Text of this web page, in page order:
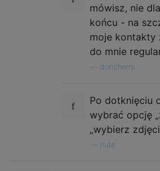
mówisz, nie
końcu - na
moje kontakty
do mnie
doncherry
Po dotknięciu
wybrać opcję
„wybierz
nute